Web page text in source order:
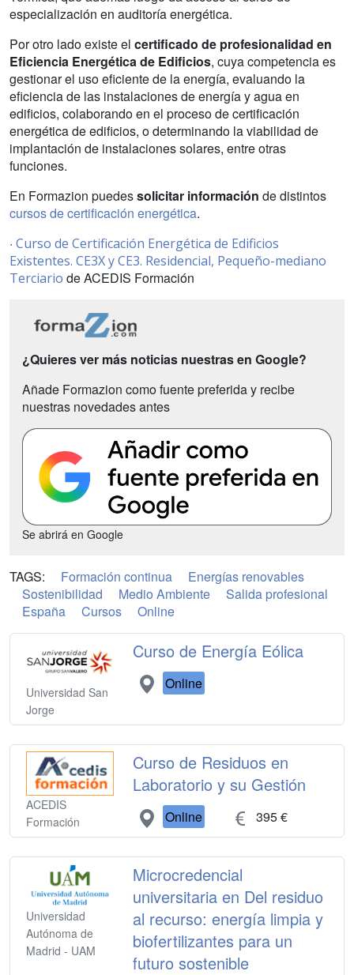
especialización en auditoría energética.
Por otro lado existe el certificado de profesionalidad en
Eficiencia Energética de Edificios, cuya competencia es
gestionar el uso eficiente de la energía, evaluando la
eficiencia de las instalaciones de energía y agua en
edificios, colaborando en el proceso de certificación
energética de edificios, o determinando la viabilidad de
implantación de instalaciones solares, entre otras
funciones.
En Formazion puedessolicitar información de distintos
cursos de certificación energética.
· Curso de Certificación Energética de Edificios
Existentes. CE3X y CE3. Residencial, Pequeño-mediano
Terciario de ACEDIS Formación
¿Quieres ver más noticias nuestras en Google?
Añade Formazion como fuente preferida y recibe
nuestras novedades antes
Se abrirá en Google
TAGS: Formación continua
Energías renovables
Sostenibilidad
Medio Ambiente
Salida profesional
España
Cursos Online
Universidad San
Jorge
Curso de Energía Eólica
Online
ACEDIS
Formación
Curso de Residuos en
Laboratorio y su Gestión
Online 395 €
Universidad
Autónoma de
Madrid - UAM
Microcredencial
universitaria en Del residuo
al recurso: energía limpia y
biofertilizantes para un
futuro sostenible